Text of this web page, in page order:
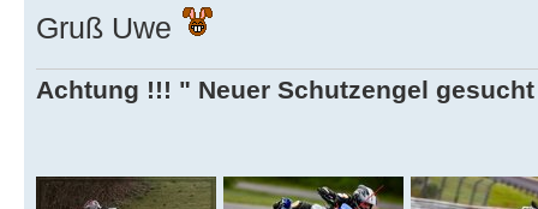
Gruß Uwe
Achtung !!! " Neuer Schutzengel